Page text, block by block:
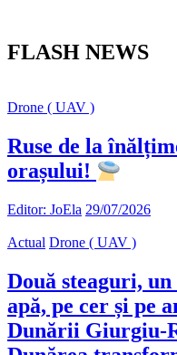
FLASH NEWS
Drone ( UAV )
Ruse de la
orașului!
Editor: JoEla 29/07/2026
Actual Drone ( UAV )
Două steaguri,
apă, pe cer și pe
Dunării Giurgiu-